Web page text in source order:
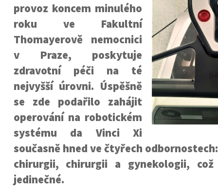
provoz koncem minulého
roku ve Fakultní
Thomayerově nemocnici
v Praze, poskytuje
zdravotní péči na té
nejvyšší úrovni. Úspěšně
se zde podařilo zahájit
operování na robotickém
systému da Vinci Xi
současně hned ve čtyřech
chirurgii, chirurgii a gynekologii,
jedinečné.